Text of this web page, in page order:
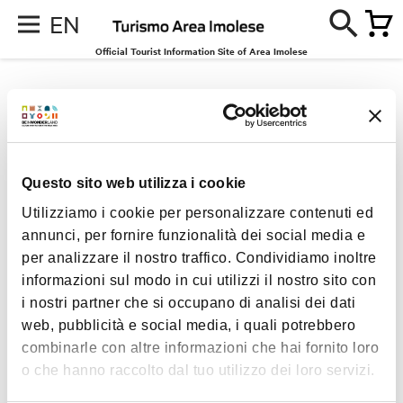
Questo sito web utilizza i cookie
Utilizziamo i cookie per personalizzare contenuti ed
annunci, per fornire funzionalità dei social media e
per analizzare il nostro traffico. Condividiamo inoltre
informazioni sul modo in cui utilizzi il nostro sito con
i nostri partner che si occupano di analisi dei dati
web, pubblicità e social media, i quali potrebbero
combinarle con altre informazioni che hai fornito loro
o che hanno raccolto dal tuo utilizzo dei loro servizi.
EN
Official Tourist Information Site of Area Imolese
Accommodation
CAMPING